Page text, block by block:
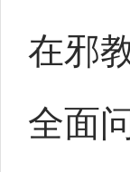
在邪
全面